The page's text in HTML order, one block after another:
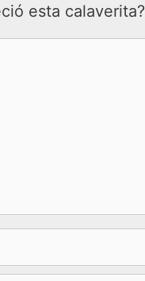
esta calaverita?